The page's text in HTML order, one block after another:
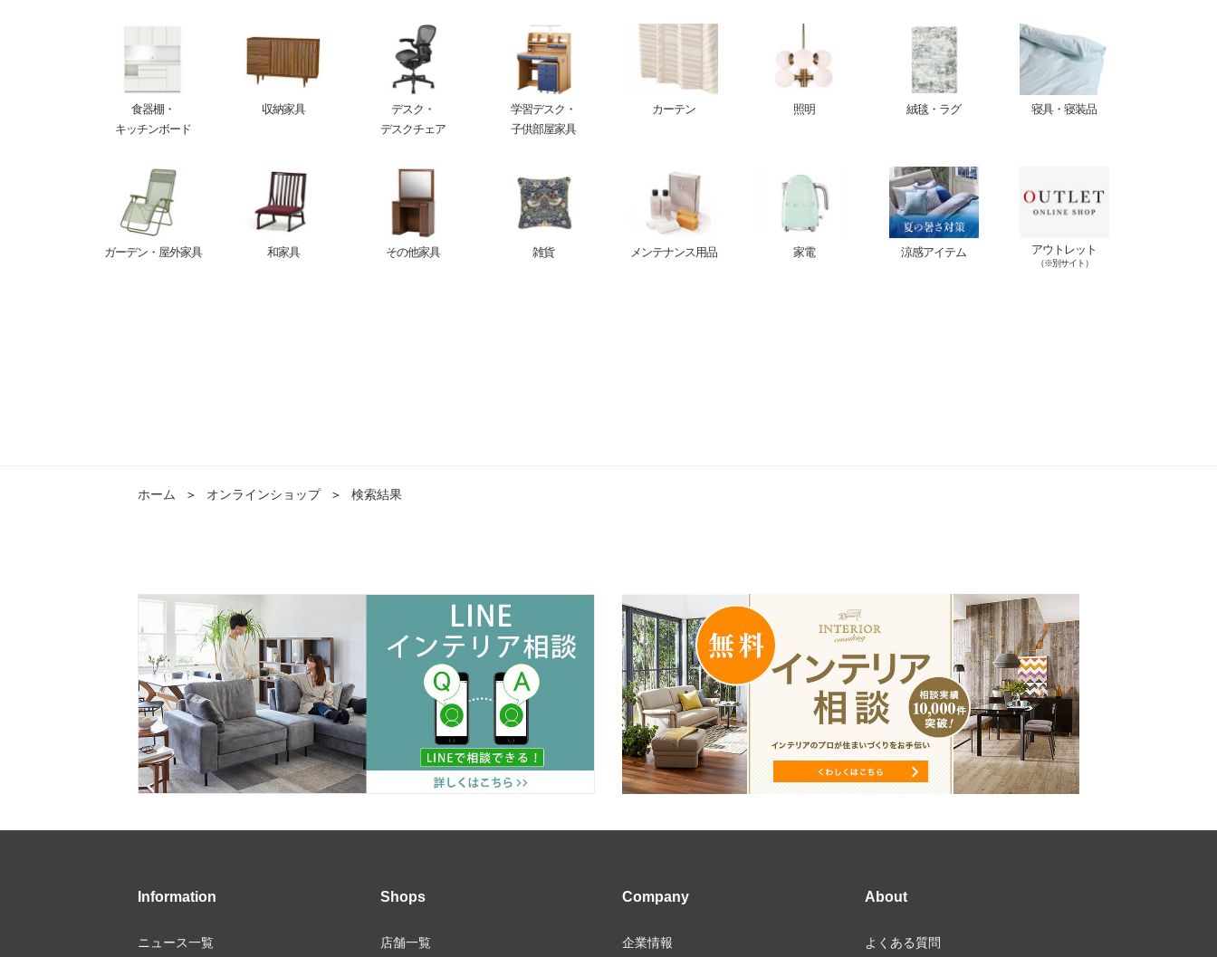
食器棚・
キッチンボード
収納家具
デスク・
デスクチェア
学習デスク・
子供部屋家具
カーテン 照明 絨毯・ラグ 寝具・寝装品
ガーデン・屋外家具 和家具 その他家具 雑貨 メンテナンス用品 家電 涼感アイテム アウトレット
（※別サイト）
ホーム ＞ オンラインショップ ＞ 検索結果
Information
ニュース一覧
Shops
店舗一覧
Company
企業情報
About
よくある質問